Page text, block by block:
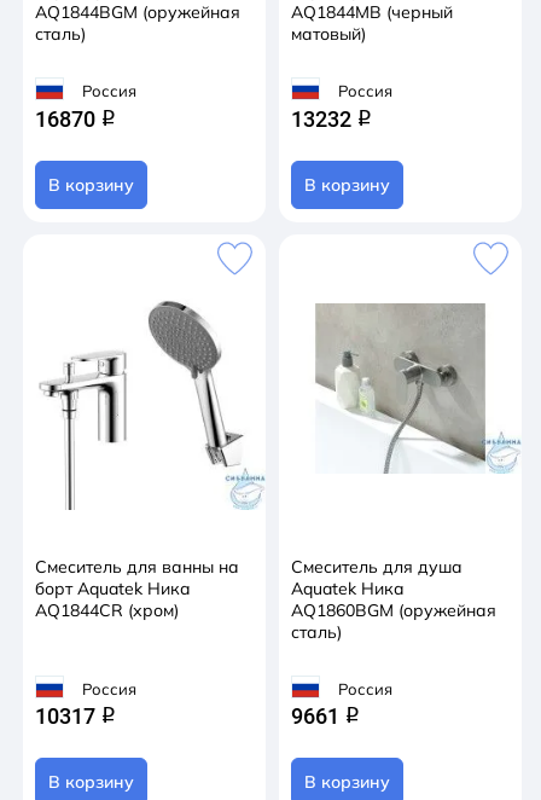
AQ1844BGM (оружейная
сталь)
Россия
16870 q
В корзину
AQ1844MB (черный
матовый)
Россия
13232 q
В корзину
Смеситель для ванны на
борт Aquatek Ника
AQ1844CR (хром)
Россия
10317 q
В корзину
Смеситель для душа
Aquatek Ника
AQ1860BGM (оружейная
сталь)
Россия
9661 q
В корзину